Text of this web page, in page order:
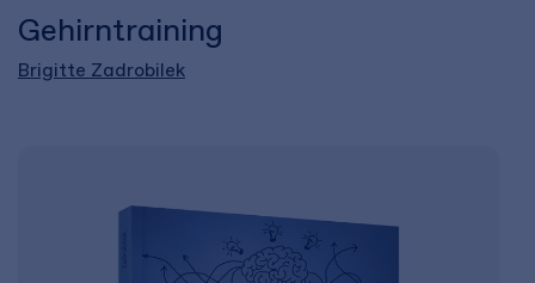
Gehirntraining
Brigitte Zadrobilek